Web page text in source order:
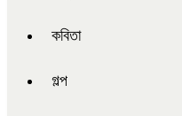
কবিতা
গল্প